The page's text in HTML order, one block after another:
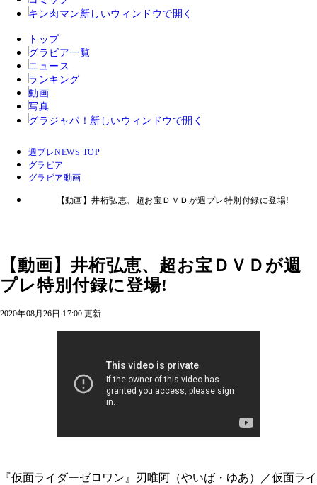
キン肉マン 新しいウィンドウで開く
トップ
グラビア一覧
ニュース
ランキング
動画
写真
グラジャパ！ 新しいウィンドウで開く
週プレNEWS TOP
グラビア
グラビア動画
【動画】井桁弘恵、超お宝ＤＶＤが週プレ特別付録に登場!
【動画】井桁弘恵、超お宝ＤＶＤが週
プレ特別付録に登場!
2020年08月26日 17:00 更新
『仮面ライダーゼロワン』刃唯阿（やいば・ゆあ）／仮面ライ